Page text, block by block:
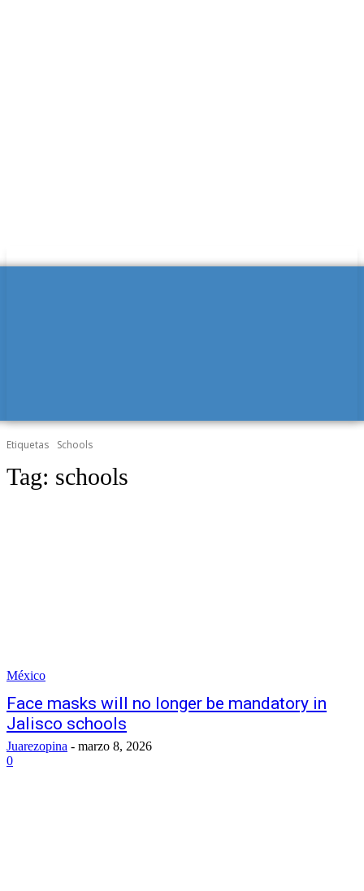
Etiquetas Schools
Tag: schools
México
Face masks will no longer be mandatory in
Jalisco schools
Juarezopina - marzo 8, 2026
0